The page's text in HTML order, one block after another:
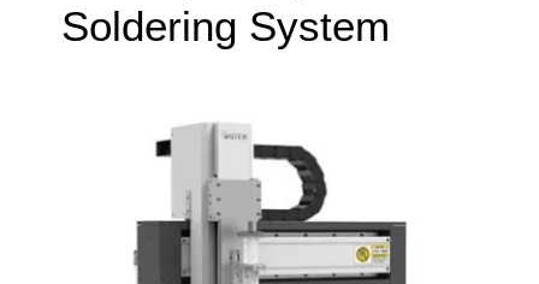
Soldering System